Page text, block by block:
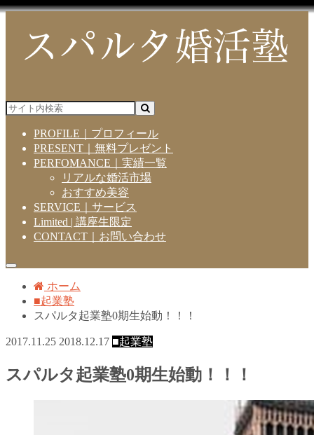
PROFILE｜プロフィール
PRESENT｜無料プレゼント
PERFOMANCE｜実績一覧
リアルな婚活市場
おすすめ美容
SERVICE｜サービス
Limited | 講座生限定
CONTACT｜お問い合わせ
ホーム
■起業塾
スパルタ起業塾0期生始動！！！
2017.11.25 2018.12.17 ■起業塾
スパルタ起業塾0期生始動！！！